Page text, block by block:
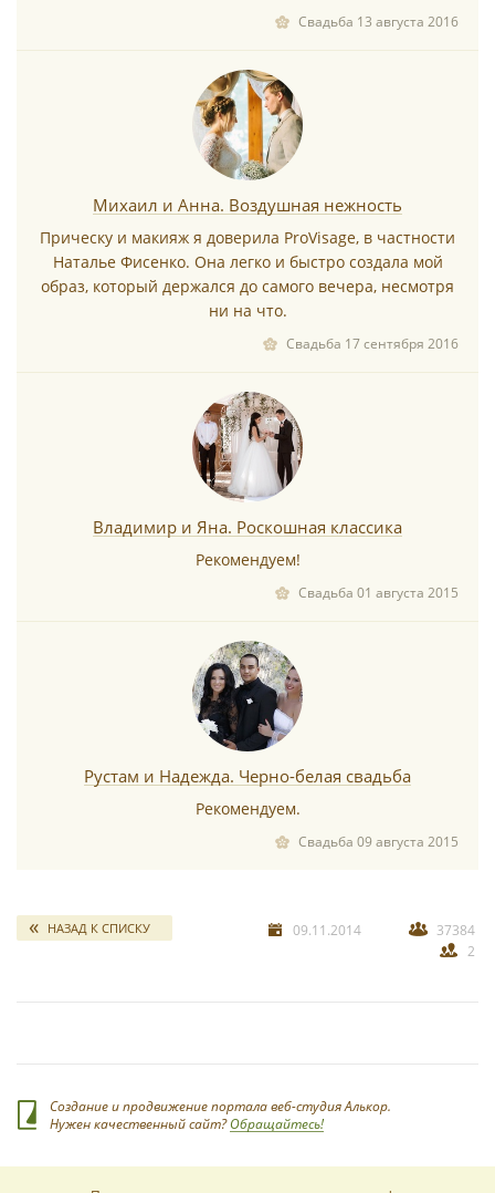
Свадьба 13 августа 2016
Михаил и Анна. Воздушная нежность
Прическу и макияж я доверила ProVisage, в частности
Наталье Фисенко. Она легко и быстро создала мой
образ, который держался до самого вечера, несмотря
ни на что.
Свадьба 17 сентября 2016
Владимир и Яна. Роскошная классика
Рекомендуем!
Свадьба 01 августа 2015
Рустам и Надежда. Черно-белая свадьба
Рекомендуем.
Свадьба 09 августа 2015
НАЗАД К СПИСКУ 09.11.2014
37384
2
Создание и продвижение портала веб-студия Алькор.
Нужен качественный сайт?Обращайтесь!